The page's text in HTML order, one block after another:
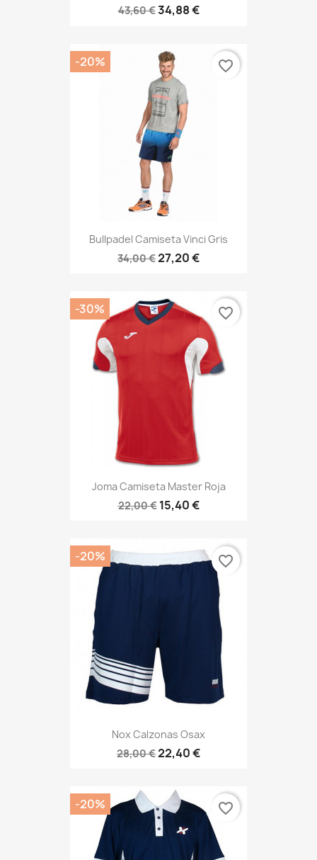
43,60 €34,88 €
Bullpadel Camiseta Vinci Gris
34,00 €27,20 €
-20% favorite_border
Joma Camiseta Master Roja
22,00 € 15,40 €
-30% favorite_border
Nox Calzonas Osax
28,00 €22,40 €
-20% favorite_border
-20% favorite_border